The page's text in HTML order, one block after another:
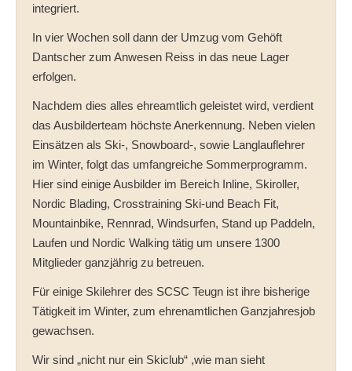
integriert.
In vier Wochen soll dann der Umzug vom Gehöft
Dantscher zum Anwesen Reiss in das neue Lager
erfolgen.
Nachdem dies alles ehreamtlich geleistet wird, verdient
das Ausbilderteam höchste Anerkennung. Neben vielen
Einsätzen als Ski-, Snowboard-, sowie Langlauflehrer
im Winter, folgt das umfangreiche Sommerprogramm.
Hier sind einige Ausbilder im Bereich Inline, Skiroller,
Nordic Blading, Crosstraining Ski-und Beach Fit,
Mountainbike, Rennrad, Windsurfen, Stand up Paddeln,
Laufen und Nordic Walking tätig um unsere 1300
Mitglieder ganzjährig zu betreuen.
Für einige Skilehrer des SCSC Teugn ist ihre bisherige
Tätigkeit im Winter, zum ehrenamtlichen Ganzjahresjob
gewachsen.
Wir sind „nicht nur ein Skiclub“ ,wie man sieht